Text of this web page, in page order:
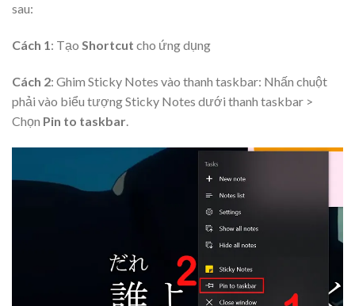
sau:
Cách 1: Tạo Shortcut cho ứng dụng
Cách 2: Ghim Sticky Notes vào thanh taskbar: Nhấn chuột
phải vào biểu tượng Sticky Notes dưới thanh taskbar >
Chọn Pin to taskbar.